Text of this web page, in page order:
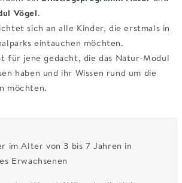
Vögel.
sich an alle Kinder, die erstmals in
eintauchen möchten.
für jene gedacht, die das Natur-Modul
haben und ihr Wissen rund um die
möchten.
im Alter von 3 bis 7 Jahren in
Erwachsenen